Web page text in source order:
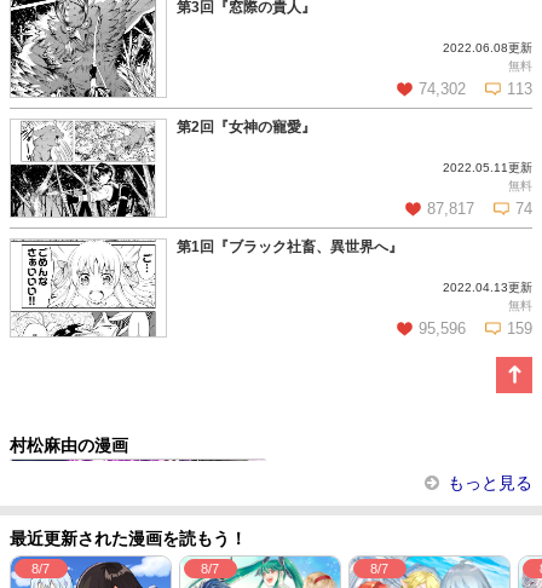
この話を読む コメントを見る
第3回『窓際の貴人』
2022.06.08更新
無料
74,302 113
この話を読む コメントを見る
第2回『女神の寵愛』
2022.05.11更新
無料
87,817 74
この話を読む コメントを見る
第1回『ブラック社畜、異世界へ』
2022.04.13更新
無料
95,596 159
村松麻由の漫画
もっと見る
最近更新された漫画を読もう！
8/7 8/7 8/7